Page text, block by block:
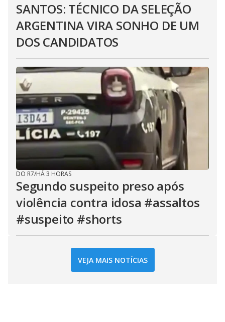
SANTOS: TÉCNICO DA SELEÇÃO
ARGENTINA VIRA SONHO DE UM
DOS CANDIDATOS
DO R7/HÁ 3 HORAS
Segundo suspeito preso após
violência contra idosa #assaltos
#suspeito #shorts
VEJA MAIS NOTÍCIAS